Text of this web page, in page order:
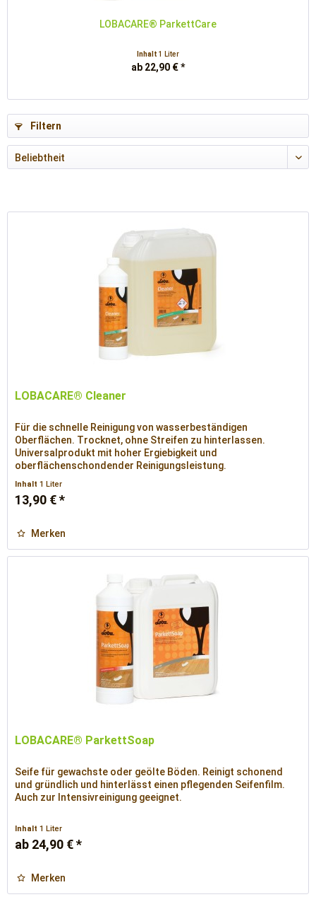
LOBACARE® ParkettCare
Inhalt 1 Liter
ab 22,90 € *
Filtern
LOBACARE® Cleaner
Für die schnelle Reinigung von wasserbeständigen
Oberflächen. Trocknet, ohne Streifen zu hinterlassen.
Universalprodukt mit hoher Ergiebigkeit und
oberflächenschondender Reinigungsleistung.
Inhalt1 Liter
13,90 € *
Merken
LOBACARE® ParkettSoap
Seife für gewachste oder geölte Böden. Reinigt schonend
und gründlich und hinterlässt einen pflegenden Seifenfilm.
Auch zur Intensivreinigung geeignet.
Inhalt1 Liter
ab 24,90 € *
Merken